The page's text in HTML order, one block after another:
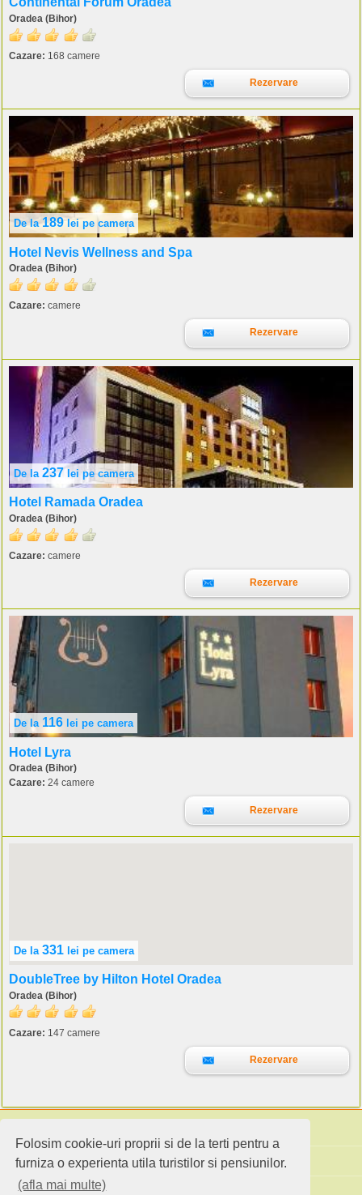
Folosim cookie-uri proprii si de la terti pentru a
furniza o experienta utila turistilor si pensiunilor.
(afla mai multe)
Oradea (Bihor)
Cazare: 168 camere
Rezervare
De la189lei pe camera
Hotel Nevis Wellness and Spa
Oradea (Bihor)
Cazare: camere
Rezervare
De la 237 lei pe camera
Hotel Ramada Oradea
Oradea (Bihor)
Cazare: camere
Rezervare
De la 116 lei pe camera
Hotel Lyra
Oradea (Bihor)
Cazare: 24 camere
Rezervare
De la 331 lei pe camera
DoubleTree by Hilton Hotel Oradea
Oradea (Bihor)
Cazare: 147 camere
Rezervare
Cauta pensiuni